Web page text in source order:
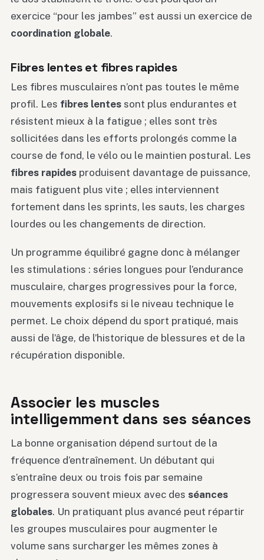
exercice “pour les jambes” est aussi un exercice de
coordination globale.
Fibres lentes et fibres rapides
Les fibres musculaires n’ont pas toutes le même
profil. Les fibres lentes sont plus endurantes et
résistent mieux à la fatigue ; elles sont très
sollicitées dans les efforts prolongés comme la
course de fond, le vélo ou le maintien postural. Les
fibres rapides produisent davantage de puissance,
mais fatiguent plus vite ; elles interviennent
fortement dans les sprints, les sauts, les charges
lourdes ou les changements de direction.
Un programme équilibré gagne donc à mélanger
les stimulations : séries longues pour l’endurance
musculaire, charges progressives pour la force,
mouvements explosifs si le niveau technique le
permet. Le choix dépend du sport pratiqué, mais
aussi de l’âge, de l’historique de blessures et de la
récupération disponible.
Associer les muscles
intelligemment dans ses séances
La bonne organisation dépend surtout de la
fréquence d’entraînement. Un débutant qui
s’entraîne deux ou trois fois par semaine
progressera souvent mieux avec des séances
globales. Un pratiquant plus avancé peut répartir
les groupes musculaires pour augmenter le
volume sans surcharger les mêmes zones à